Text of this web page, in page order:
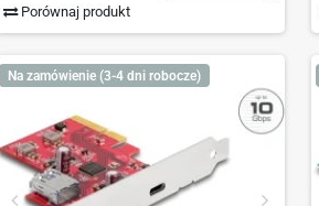
Porównaj produkt
Na zamówienie (3-4 dni robocze)